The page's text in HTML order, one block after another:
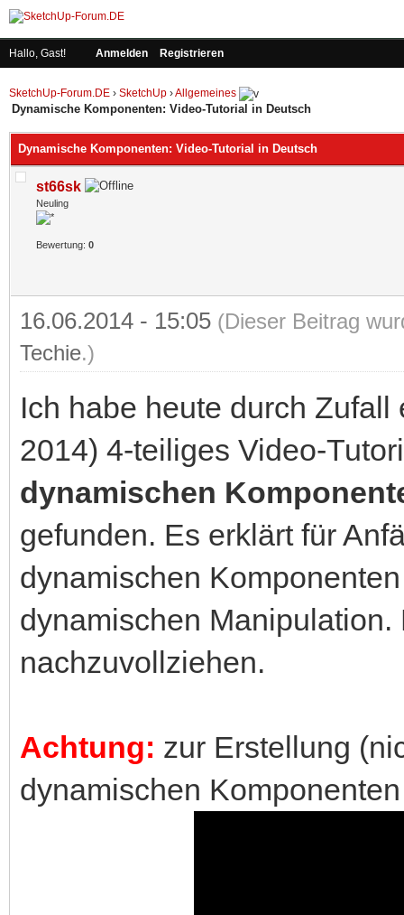
Hallo, Gast! Anmelden Registrieren
SketchUp-Forum.DE › SketchUp ›Allgemeines
Dynamische Komponenten: Video-Tutorial in Deutsch
Dynamische Komponenten: Video-Tutorial in Deutsch
st66sk
Neuling
Bewertung: 0
16.06.2014 - 15:05 (Dieser Beitrag
Techie.)
Ich habe heute durch
2014) 4-teiliges Video-
dynamischen
gefunden. Es erklärt für
dynamischen
dynamischen
nachzuvollziehen.
Achtung: zur Erstellung
dynamischen